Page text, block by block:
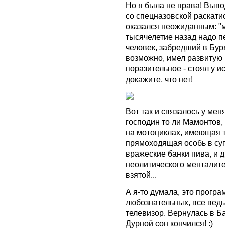
Но я была не права!
со спецназовской
оказался неожиданным:
тысячелетие назад надо
человек, забредший в
возможно, имел
поразительное - стоял у
докажите, что нет!
Вот так и связалось у
господин то ли
на мотоциклах, имеющая
прямоходящая особь в
вражеские банки пива, и
неолитического
взятой...
А я-то думала, это
любознательных, все
телевизор. Вернулась в
Дурной сон кончился! :)